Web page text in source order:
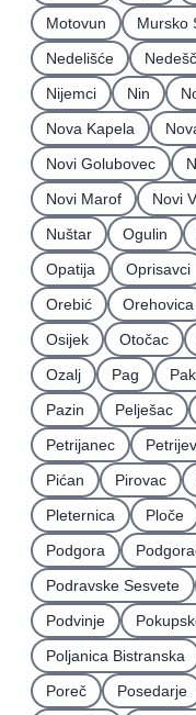
Motovun
Mursko
Nedelišće
Nijemci
Nin
Nova Kapela
Novi Golubovec
Novi Marof
Novi
Nuštar
Ogulin
Opatija
Oprisavci
Orebić
Orehovica
Osijek
Otočac
Ozalj
Pag
Pazin
Pelješac
Petrijanec
Pićan
Pirovac
Pleternica
Ploče
Podgora
Podravske Sesvete
Podvinje
Poljanica Bistranska
Poreč
Posedarje